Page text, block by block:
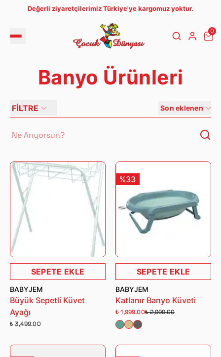
Değerli ziyaretçilerimiz Türkiye'ye kargomuz yoktur.
0
Banyo Ürünleri
FİLTRE Son eklenen
SEPETE EKLE
BABYJEM
Büyük Sepetli Küvet
Ayağı
₺ 3,499.00
%33
SEPETE EKLE
BABYJEM
Katlanır Banyo Küveti
₺ 1,999.00₺ 2,999.00